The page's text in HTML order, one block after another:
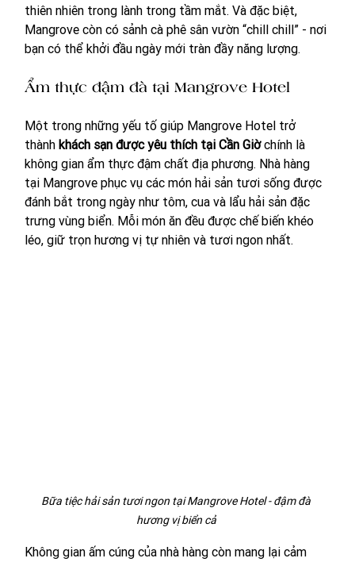
thiên nhiên trong lành trong tầm mắt. Và đặc biệt,
Mangrove còn có sảnh cà phê sân vườn “chill chill” - nơi
bạn có thể khởi đầu ngày mới tràn đầy năng lượng.
Ẩm thực đậm đà tại Mangrove Hotel
Một trong những yếu tố giúp Mangrove Hotel trở
thành khách sạn được yêu thích tại Cần Giờ chính là
không gian ẩm thực đậm chất địa phương. Nhà hàng
tại Mangrove phục vụ các món hải sản tươi sống được
đánh bắt trong ngày như tôm, cua và lẩu hải sản đặc
trưng vùng biển. Mỗi món ăn đều được chế biến khéo
léo, giữ trọn hương vị tự nhiên và tươi ngon nhất.
Bữa tiệc hải sản tươi ngon tại Mangrove Hotel - đậm đà
hương vị biển cả
Không gian ấm cúng của nhà hàng còn mang lại cảm